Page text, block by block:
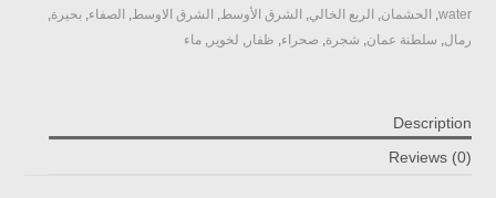
water
, الحشمان, الربع الخالي, الشرق الأوسط, الشرق الاوسط, الصفاء, بحيرة,
رمال, سلطنة عمان, شجرة, صحراء, ظفار , لخوير , ماء
Description
Reviews (0)